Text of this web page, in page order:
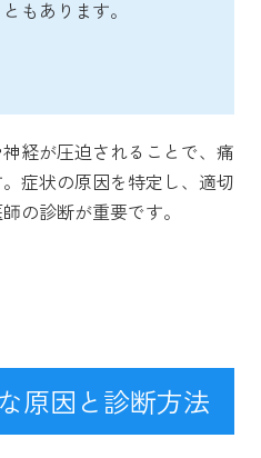
もあります。
経が圧迫されることで、痛
症状の原因を特定し、適切
の診断が重要です。
原因と診断方法